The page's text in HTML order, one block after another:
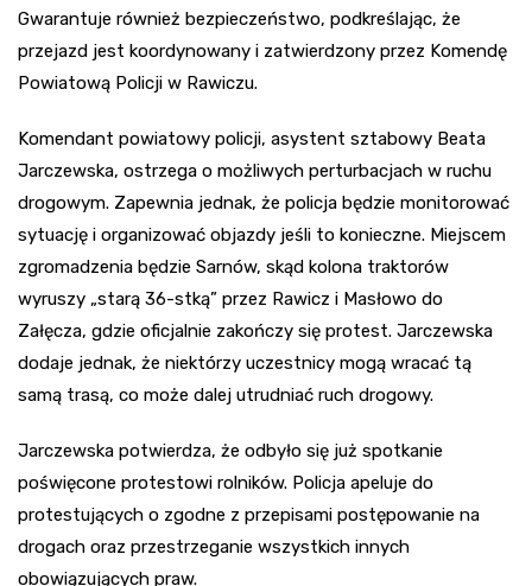
Gwarantuje również bezpieczeństwo, podkreślając, że
przejazd jest koordynowany i zatwierdzony przez Komendę
Powiatową Policji w Rawiczu.
Komendant powiatowy policji, asystent sztabowy Beata
Jarczewska, ostrzega o możliwych perturbacjach w ruchu
drogowym. Zapewnia jednak, że policja będzie monitorować
sytuację i organizować objazdy jeśli to konieczne. Miejscem
zgromadzenia będzie Sarnów, skąd kolona traktorów
wyruszy „starą 36-stką” przez Rawicz i Masłowo do
Załęcza, gdzie oficjalnie zakończy się protest. Jarczewska
dodaje jednak, że niektórzy uczestnicy mogą wracać tą
samą trasą, co może dalej utrudniać ruch drogowy.
Jarczewska potwierdza, że odbyło się już spotkanie
poświęcone protestowi rolników. Policja apeluje do
protestujących o zgodne z przepisami postępowanie na
drogach oraz przestrzeganie wszystkich innych
obowiązujących praw.